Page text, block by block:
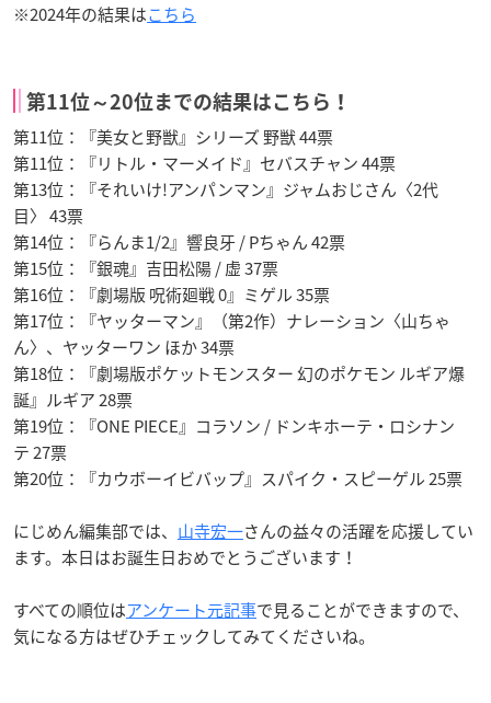
※2024年の結果はこちら
第11位～20位までの結果はこちら！
第11位：『美女と野獣』シリーズ 野獣 44票
第11位：『リトル・マーメイド』セバスチャン 44票
第13位：『それいけ!アンパンマン』ジャムおじさん〈2代
目〉 43票
第14位：『らんま1/2』響良牙 / Pちゃん 42票
第15位：『銀魂』吉田松陽 / 虚 37票
第16位：『劇場版 呪術廻戦 0』ミゲル 35票
第17位：『ヤッターマン』（第2作）ナレーション〈山ちゃ
ん〉、ヤッターワン ほか 34票
第18位：『劇場版ポケットモンスター 幻のポケモン ルギア爆
誕』ルギア 28票
第19位：『ONE PIECE』コラソン / ドンキホーテ・ロシナン
テ 27票
第20位：『カウボーイビバップ』スパイク・スピーゲル 25票
にじめん編集部では、 山寺宏一さんの益々の活躍を応援してい
ます。本日はお誕生日おめでとうございます！
すべての順位はアンケート元記事で見ることができますので、
気になる方はぜひチェックしてみてくださいね。